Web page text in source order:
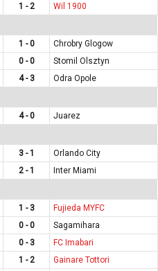
1 - 2
Wil 1900
1 - 0
Chrobry Glogow
0 - 0
Stomil Olsztyn
4 - 3
Odra Opole
4 - 0
Juarez
3 - 1
Orlando City
2 - 1
Inter Miami
1 - 3
Fujieda MYFC
0 - 0
Sagamihara
0 - 3
FC Imabari
1 - 2
Gainare Tottori